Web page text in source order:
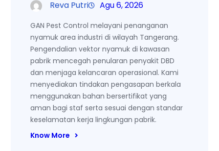
Reva Putri Agu 6, 2026
GAN Pest Control melayani penanganan
nyamuk area industri di wilayah Tangerang.
Pengendalian vektor nyamuk di kawasan
pabrik mencegah penularan penyakit DBD
dan menjaga kelancaran operasional. Kami
menyediakan tindakan pengasapan berkala
menggunakan bahan bersertifikat yang
aman bagi staf serta sesuai dengan standar
keselamatan kerja lingkungan pabrik.
Know More